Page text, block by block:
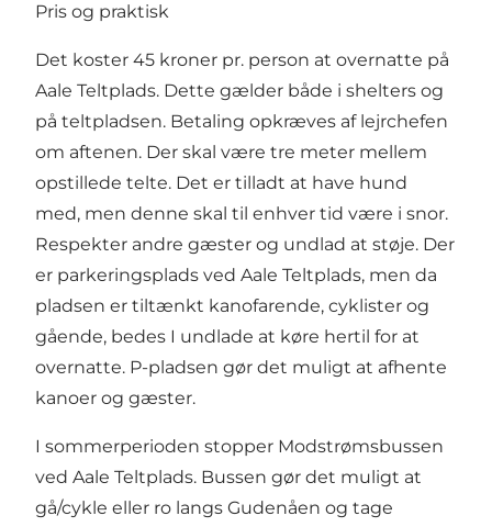
Pris og praktisk
Det koster 45 kroner pr. person at overnatte på
Aale Teltplads. Dette gælder både i shelters og
på teltpladsen. Betaling opkræves af lejrchefen
om aftenen. Der skal være tre meter mellem
opstillede telte. Det er tilladt at have hund
med, men denne skal til enhver tid være i snor.
Respekter andre gæster og undlad at støje. Der
er parkeringsplads ved Aale Teltplads, men da
pladsen er tiltænkt kanofarende, cyklister og
gående, bedes I undlade at køre hertil for at
overnatte. P-pladsen gør det muligt at afhente
kanoer og gæster.
I sommerperioden stopper Modstrømsbussen
ved Aale Teltplads. Bussen gør det muligt at
gå/cykle eller ro langs Gudenåen og tage